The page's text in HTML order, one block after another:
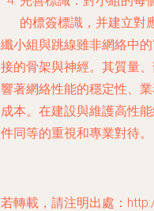
的標簽標識，并建立對
小組與跳線雖非網絡中
的骨架與神經。其質量
著網絡性能的穩定性、
本。在建設與維護高性
同等的重視和專業對待。
轉載，請注明出處：